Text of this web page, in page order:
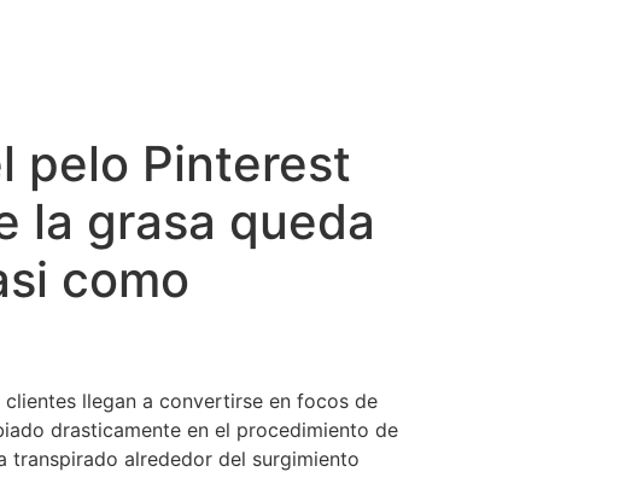
pelo Pinterest
la grasa queda
como
llegan a convertirse en focos de
drasticamente en el procedimiento de
transpirado alrededor del surgimiento